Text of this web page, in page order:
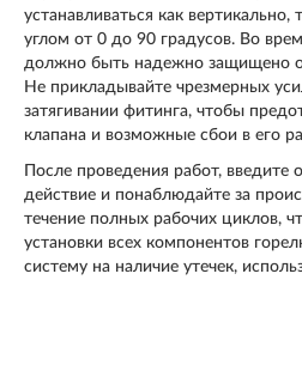
устанавливаться как вертикально,
углом от 0 до 90 градусов. Во
должно быть надежно защищено
Не прикладывайте чрезмерных
затягивании фитинга, чтобы
клапана и возможные сбои в его
После проведения работ, введите
действие и понаблюдайте за
течение полных рабочих циклов,
установки всех компонентов
систему на наличие утечек,